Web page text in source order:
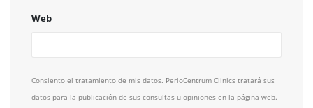
Web
Consiento el tratamiento de mis datos. PerioCentrum Clinics tratará sus
datos para la publicación de sus consultas u opiniones en la página web.